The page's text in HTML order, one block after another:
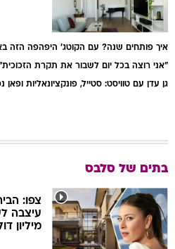
איך פותחים שנה? עם הקוטג' היפהפה הזה
"אני רוצה בכל יום לשבור את תקרת
גן עדן עם טוויסט: סטייל, פונקציונאליות
בתים של סלבס
צפו:
מיליון